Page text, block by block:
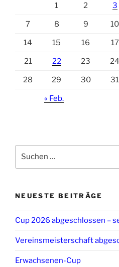
1 2 3
7 8 9 10
14 15 16 17
21 22 23 24
28 29 30 31
« Feb.
nach:
NEUESTE BEITRÄGE
Cup 2026 abgeschlossen –
Vereinsmeisterschaft
Erwachsenen-Cup